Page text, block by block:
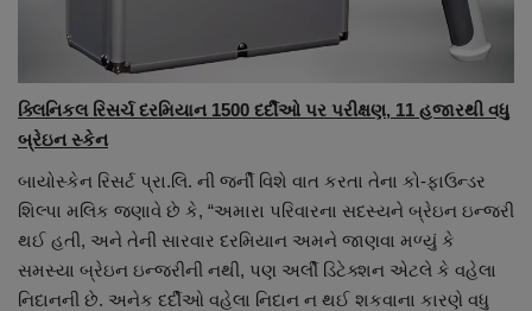
ક્લિનિકલ રિસર્ચ દરમિયાન 1500 દર્દીઓ પર પરીક્ષણ, 11 હજારથી વધુ
બ્રેઇન સ્કેન
બાયોસ્કેન રિસર્ટ પ્રા.લિ. ની જર્ની વિશે વાત કરતા તેના કો-ફાઉન્ડર
શિલ્પા મલિક જણાવે છે કે, “અમારા પરિવારના સદસ્યને બ્રેઇન ઇન્જરી
થઈ હતી, અને તેની સારવાર દરમિયાન અમને જાણવા મળ્યું કે
સમસ્યા બ્રેઇન ઇન્જરીની નથી, પણ અર્લી ડિટેક્શન એટલે કે વહેલા
નિદાનની છે. અનેક દર્દીઓ વહેલા નિદાન ન થઈ શકવાના કારણે વધુ